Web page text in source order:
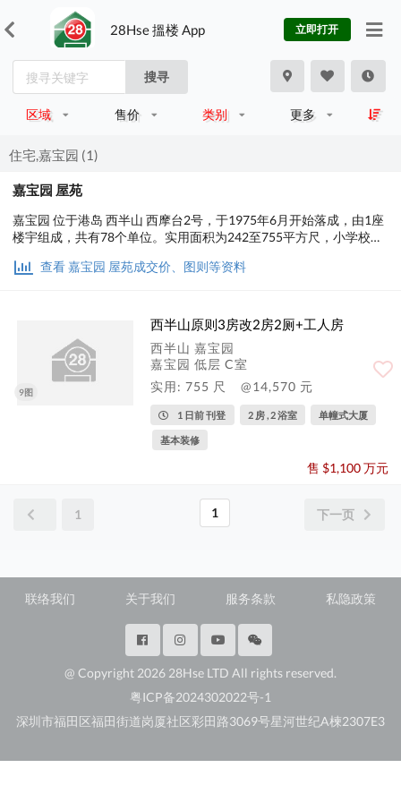
28Hse 搵楼 App 立即打开
搜寻
区域 售价 类别 更多
住宅,嘉宝园 (1)
嘉宝园 屋苑
嘉宝园 位于港岛 西半山 西摩台2号，于1975年6月开始落成，由1座
楼宇组成，共有78个单位。实用面积为242至755平方尺，小学校网
查看 嘉宝园 屋苑成交价、图则等资料
9图
西半山原则3房改2房2厕+工人房
西半山 嘉宝园
嘉宝园 低层 C室
实用: 755 尺
@14,570 元
1 日前 刊登 2 房 , 2 浴室 单幢式大厦
基本装修
售 $1,100 万元
1 1 下一页
联络我们 关于我们 服务条款 私隐政策
@ Copyright 2026 28Hse LTD All rights reserved.
粤ICP备2024302022号-1
深圳市福田区福田街道岗厦社区彩田路3069号星河世纪A楝2307E3